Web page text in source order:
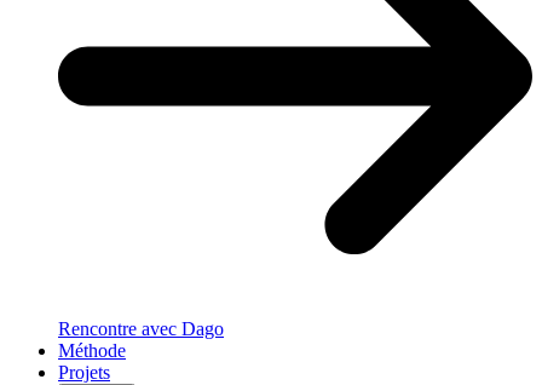
Rencontre avec Dago
Méthode
Projets